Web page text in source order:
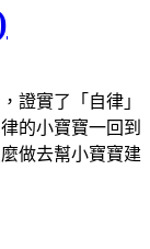
證實了「自律」
的小寶寶一回到
做去幫小寶寶建